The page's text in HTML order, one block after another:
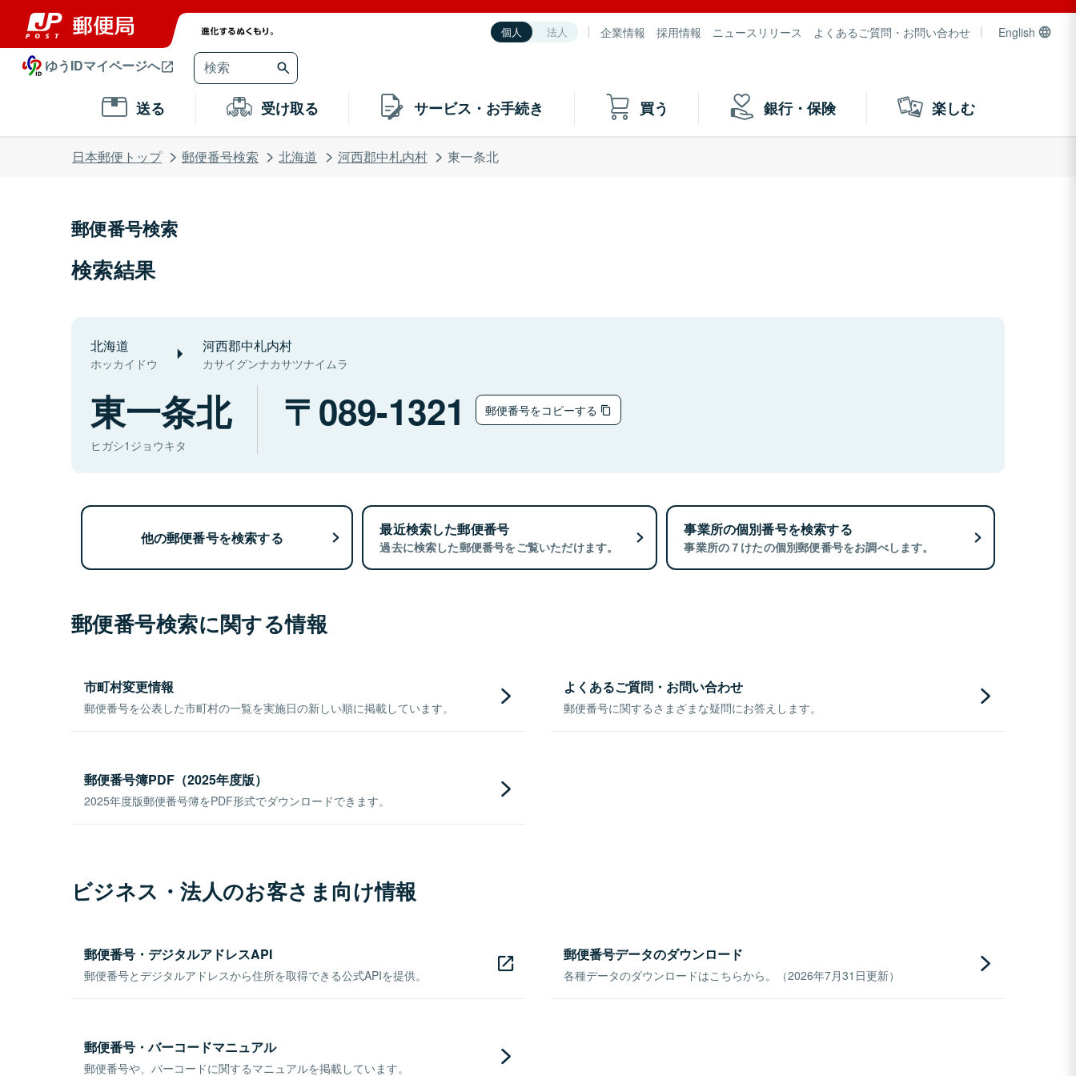
個人 法人 企業情報 採用情報 ニュースリリース よくあるご質問・お問い合わせ English
ゆうIDマイページへ
送る 受け取る サービス・お手続き 買う 銀行・保険 楽しむ
日本郵便トップ 郵便番号検索 北海道 河西郡中札内村 東一条北
郵便番号検索
検索結果
北海道
ホッカイドウ
河西郡中札内村
カサイグンナカサツナイムラ
東一条北
ヒガシ1ジョウキタ
089-1321 郵便番号をコピーする
他の郵便番号を検索する 最近検索した郵便番号
過去に検索した郵便番号をご覧いただけます。
事業所の個別番号を検索する
事業所の７けたの個別郵便番号をお調べします。
郵便番号検索に関する情報
市町村変更情報
郵便番号を公表した市町村の一覧を実施日の新しい順に掲載しています。
よくあるご質問・お問い合わせ
郵便番号に関するさまざまな疑問にお答えします。
郵便番号簿PDF（2025年度版）
2025年度版郵便番号簿をPDF形式でダウンロードできます。
ビジネス・法人のお客さま向け情報
郵便番号・デジタルアドレスAPI
郵便番号とデジタルアドレスから住所を取得できる公式APIを提供。
郵便番号データのダウンロード
各種データのダウンロードはこちらから。（2026年7月31日更新）
郵便番号・バーコードマニュアル
郵便番号や、バーコードに関するマニュアルを掲載しています。